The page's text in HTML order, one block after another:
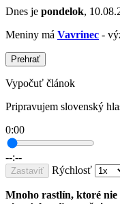
Dnes je pondelok,
Meniny má Vavrinec -
Prehrať
Vypočuť článok
Pripravujem slovenský
0:00
--:--
Zastaviť Rýchlosť
Mnoho rastlín, ktoré nie